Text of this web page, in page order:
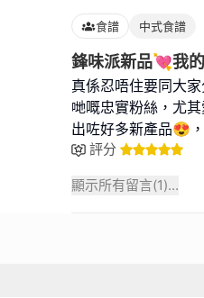
食譜 中式食譜
鋒味派新品💘我
真係忍唔住要同大
哋嘅忠實粉絲，尤
出咗好多新產品😍
評分
顯示所有留言(1)...